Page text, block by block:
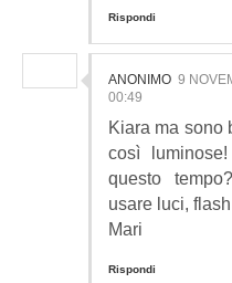
Rispondi
ANONIMO 9
00:49
Kiara ma sono
così
questo
usare luci,
Mari
Rispondi